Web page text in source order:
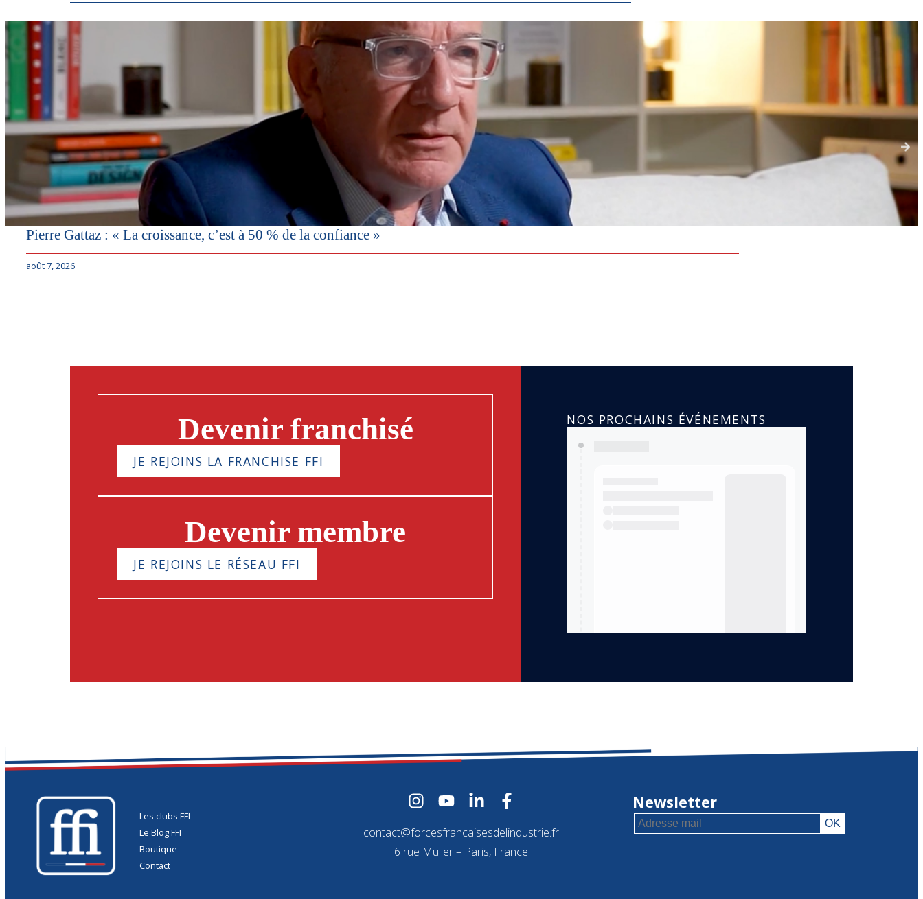
Pierre Gattaz : « La croissance, c’est à 50 % de la confiance »
août 7, 2026
Devenir franchisé
JE REJOINS LA FRANCHISE FFI
Devenir membre
JE REJOINS LE RÉSEAU FFI
NOS PROCHAINS ÉVÉNEMENTS
Les clubs FFI
Le Blog FFI
Boutique
Contact
contact@forcesfrancaisesdelindustrie.fr
6 rue Muller – Paris, France
Newsletter